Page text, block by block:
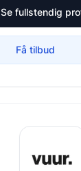
Se fullstendig
Få tilbud